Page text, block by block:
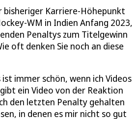
bisheriger Karriere-Höhepunkt
WM in Indien Anfang 2023,
Penaltys zum Titelgewinn
oft denken Sie noch an diese
immer schön, wenn ich Videos
ein Video von der Reaktion
den letzten Penalty gehalten
in denen es mir nicht so gut